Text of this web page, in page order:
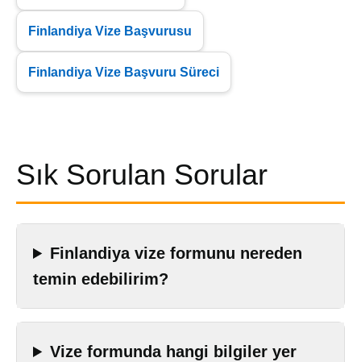
Finlandiya Vize Başvurusu
Finlandiya Vize Başvuru Süreci
Sık Sorulan Sorular
Finlandiya vize formunu nereden
temin edebilirim?
Vize formunda hangi bilgiler yer